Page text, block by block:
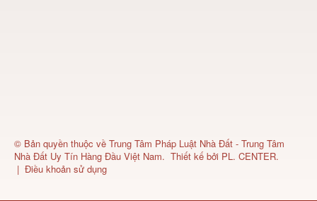
© Bản quyền thuộc về Trung Tâm Pháp Luật Nhà Đất - Trung Tâm
Nhà Đất Uy Tín Hàng Đầu Việt Nam. Thiết kế bởi PL. CENTER.
| Điều khoản sử dụng